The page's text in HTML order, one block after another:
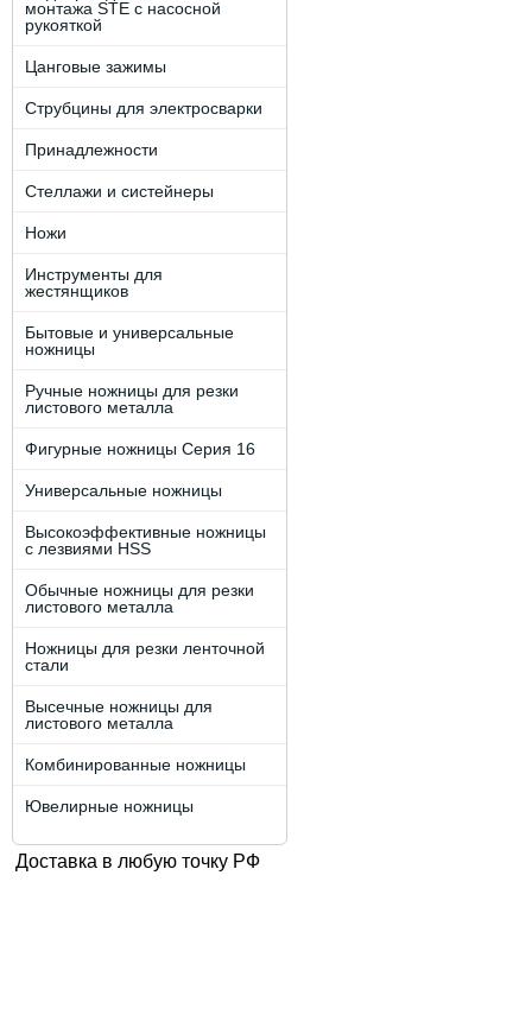
монтажа STE c наcоcной
рукояткой
Цанговые зажимы
Струбцины для электросварки
Принадлежности
Стеллажи и систейнеры
Ножи
Инструменты для
жестянщиков
Бытовые и универсальные
ножницы
Ручные ножницы для резки
листового металла
Фигурные ножницы Серия 16
Универсальные ножницы
Высокоэффективные ножницы
с лезвиями HSS
Обычные ножницы для резки
листового металла
Ножницы для резки ленточной
стали
Высечные ножницы для
листового металла
Комбинированные ножницы
Ювелирные ножницы
Доставка в любую точку РФ